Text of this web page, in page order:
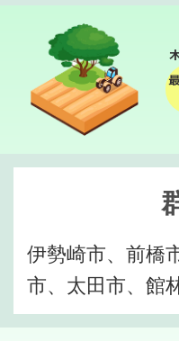
伊勢崎市、前橋
市、太田市、館